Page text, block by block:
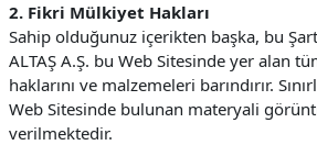
2. Fikri Mülkiyet Hakları
Sahip olduğunuz içerikten başka, bu
ALTAŞ A.Ş. bu Web Sitesinde yer alan
haklarını ve malzemeleri barındırır.
Web Sitesinde bulunan materyali
verilmektedir.